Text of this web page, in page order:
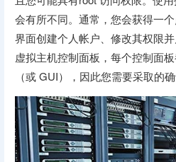
会有所不同。通常，您会获得一
界面创建个人帐户、修改其权限
虚拟主机控制面板，每个控制面
（或 GUI），因此您需要采取的